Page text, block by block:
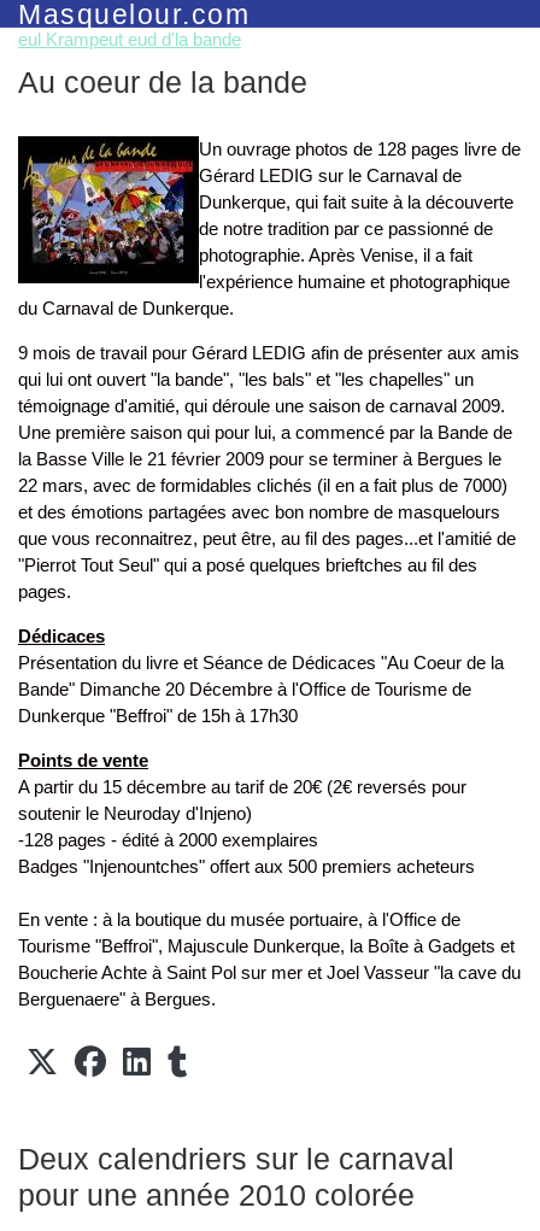
Masquelour.com
eul Krampeut eud d'la bande
Au coeur de la bande
Un ouvrage photos de 128 pages livre de
Gérard LEDIG sur le Carnaval de
Dunkerque, qui fait suite à la découverte
de notre tradition par ce passionné de
photographie. Après Venise, il a fait
l'expérience humaine et photographique
du Carnaval de Dunkerque.
9 mois de travail pour Gérard LEDIG afin de présenter aux amis
qui lui ont ouvert "la bande", "les bals" et "les chapelles" un
témoignage d'amitié, qui déroule une saison de carnaval 2009.
Une première saison qui pour lui, a commencé par la Bande de
la Basse Ville le 21 février 2009 pour se terminer à Bergues le
22 mars, avec de formidables clichés (il en a fait plus de 7000)
et des émotions partagées avec bon nombre de masquelours
que vous reconnaitrez, peut être, au fil des pages...et l'amitié de
"Pierrot Tout Seul" qui a posé quelques brieftches au fil des
pages.
Dédicaces
Présentation du livre et Séance de Dédicaces "Au Coeur de la
Bande" Dimanche 20 Décembre à l'Office de Tourisme de
Dunkerque "Beffroi" de 15h à 17h30
Points de vente
A partir du 15 décembre au tarif de 20€ (2€ reversés pour
soutenir le Neuroday d'Injeno)
-128 pages - édité à 2000 exemplaires
Badges "Injenountches" offert aux 500 premiers acheteurs
En vente : à la boutique du musée portuaire, à l'Office de
Tourisme "Beffroi", Majuscule Dunkerque, la Boîte à Gadgets et
Boucherie Achte à Saint Pol sur mer et Joel Vasseur "la cave du
Berguenaere" à Bergues.
Deux calendriers sur le carnaval
pour une année 2010 colorée